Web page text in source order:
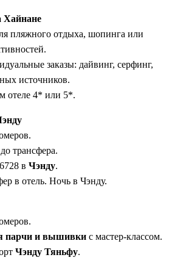
Хайнане
пляжного отдыха, шопинга или
заказы: дайвинг, серфинг,
источников.
отеле 4* или 5*.
трансфера.
в Чэнду.
в отель. Ночь в Чэнду.
парчи и вышивки с мастер-классом.
Чэнду Тяньфу.